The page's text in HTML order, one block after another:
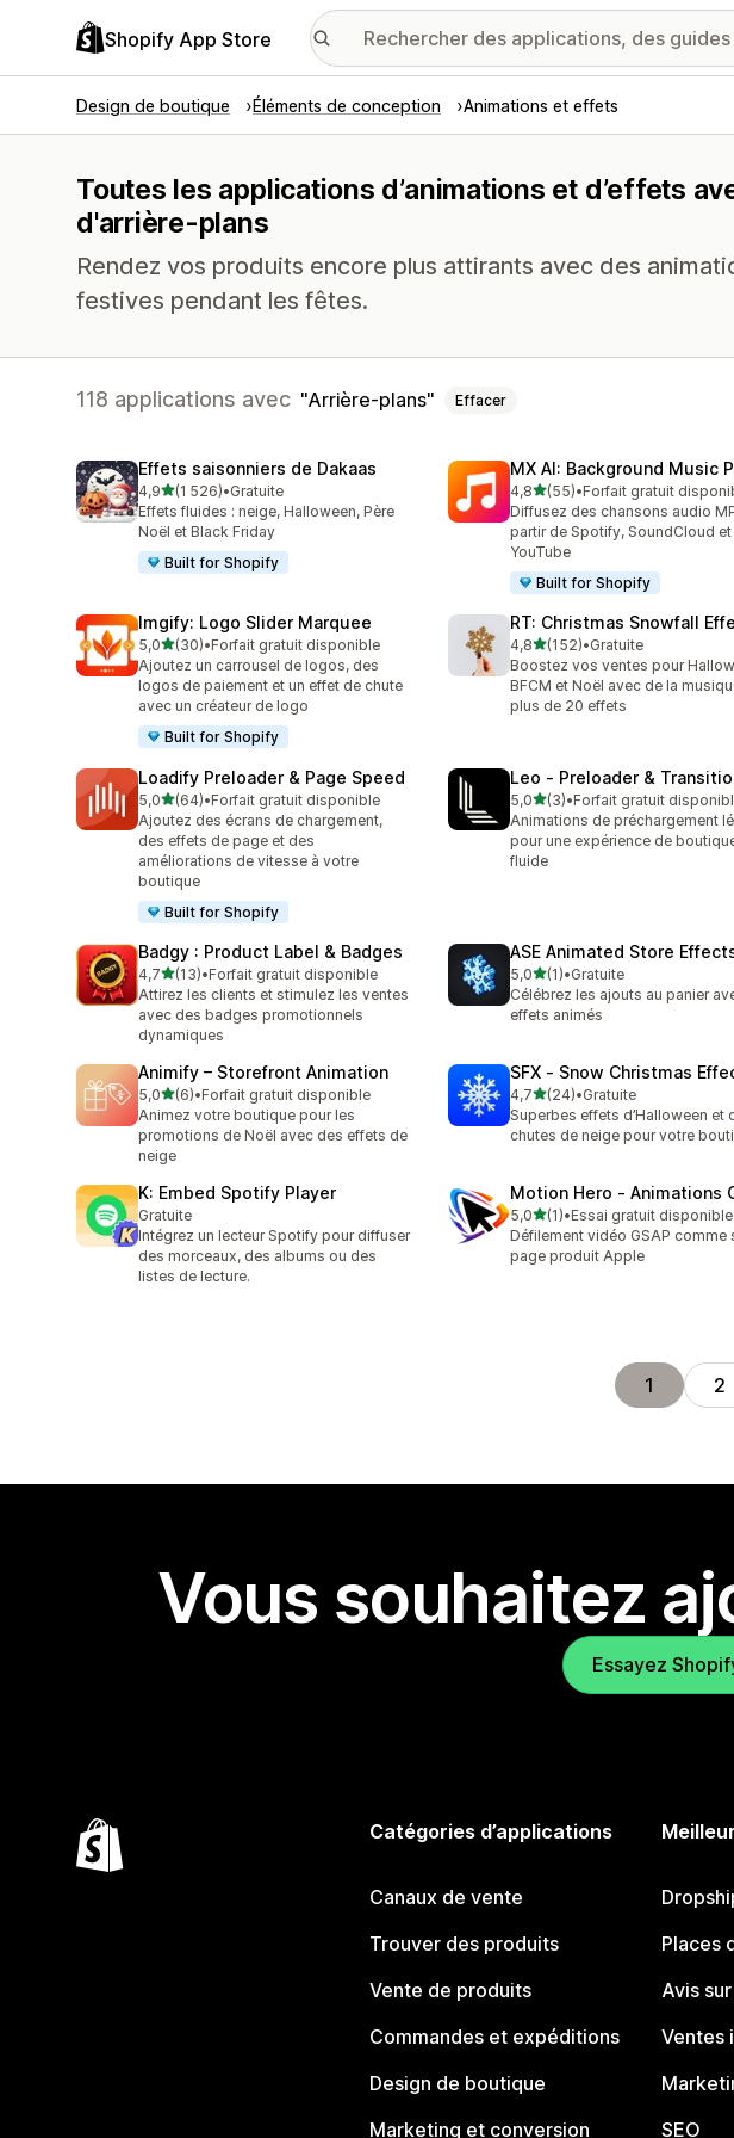
Shopify App Store
Design de boutique Éléments de conception Animations et effets
Toutes les applications d’animations et d’effets
d'arrière-plans
Rendez vos produits encore plus attirants avec des
festives pendant les fêtes.
118 applications avec Arrière-plans Effacer
Effets saisonniers de Dakaas
4,9étoile(s) sur 5
(1 526)
1526 avis au total
•Gratuite
Effets fluides : neige, Halloween, Père
Noël et Black Friday
Built for Shopify
MX AI: Background Music
4,8étoile(s) sur 5
(55)
55 avis au total
•Forfait gratuit
Diffusez des chansons audio
partir de Spotify, SoundCloud et
YouTube
Built for Shopify
Imgify: Logo Slider Marquee
5,0étoile(s) sur 5
(30)
30 avis au total
•Forfait gratuit disponible
Ajoutez un carrousel de logos, des
logos de paiement et un effet de chute
avec un créateur de logo
Built for Shopify
RT: Christmas Snowfall
4,8étoile(s) sur 5
(152)
152 avis au total
•Gratuite
Boostez vos ventes pour
BFCM et Noël avec de la
plus de 20 effets
Loadify Preloader & Page Speed
5,0étoile(s) sur 5
(64)
64 avis au total
•Forfait gratuit disponible
Ajoutez des écrans de chargement,
des effets de page et des
améliorations de vitesse à votre
boutique
Built for Shopify
Leo ‑ Preloader &
5,0étoile(s) sur 5
(3)
3 avis au total
•Forfait gratuit
Animations de préchargement
pour une expérience de
fluide
Badgy : Product Label & Badges
4,7étoile(s) sur 5
(13)
13 avis au total
•Forfait gratuit disponible
Attirez les clients et stimulez les ventes
avec des badges promotionnels
dynamiques
ASE Animated Store
5,0étoile(s) sur 5
(1)
1 avis au total
•Gratuite
Célébrez les ajouts au panier
effets animés
Animify – Storefront Animation
5,0étoile(s) sur 5
(6)
6 avis au total
•Forfait gratuit disponible
Animez votre boutique pour les
promotions de Noël avec des effets de
neige
SFX ‑ Snow Christmas
4,7étoile(s) sur 5
(24)
24 avis au total
•Gratuite
Superbes effets d’Halloween et
chutes de neige pour votre
K: Embed Spotify Player
Gratuite
Intégrez un lecteur Spotify pour diffuser
des morceaux, des albums ou des
listes de lecture.
Motion Hero ‑ Animations
5,0étoile(s) sur 5
(1)
1 avis au total
•Essai gratuit disponible
Défilement vidéo GSAP comme
page produit Apple
1 2
Vous souhaitez
Essayez
Catégories d’applications
Canaux de vente
Trouver des produits
Vente de produits
Commandes et expéditions
Design de boutique
Marketing et conversion
Places
Avis
Ventes
SEO